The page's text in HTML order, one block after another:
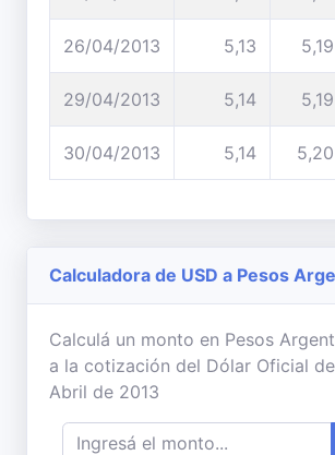
26/04/2013 5,13 5,19
29/04/2013 5,14 5,19
30/04/2013 5,14 5,20
Calculadora de USD a Pesos
Calculá un monto en Pesos
a la cotización del Dólar Oficial
Abril de 2013